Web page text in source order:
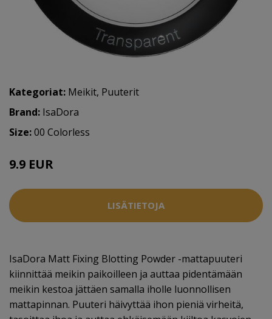
Kategoriat: Meikit, Puuterit
Brand: IsaDora
Size:00 Colorless
9.9 EUR
LISÄTIETOJA
IsaDora Matt Fixing Blotting Powder -mattapuuteri
kiinnittää meikin paikoilleen ja auttaa pidentämään
meikin kestoa jättäen samalla iholle luonnollisen
mattapinnan. Puuteri häivyttää ihon pieniä virheitä,